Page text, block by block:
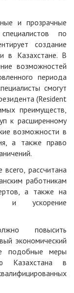
и прозрачные
по
создание
в Казахстане. В
возможностей
периода
смогут
(Resident
преимуществ,
к расширенному
возможности в
а также право
рассчитана
работникам
а также на
и ускорение
повысить
экономический
подобные меры
Казахстана в